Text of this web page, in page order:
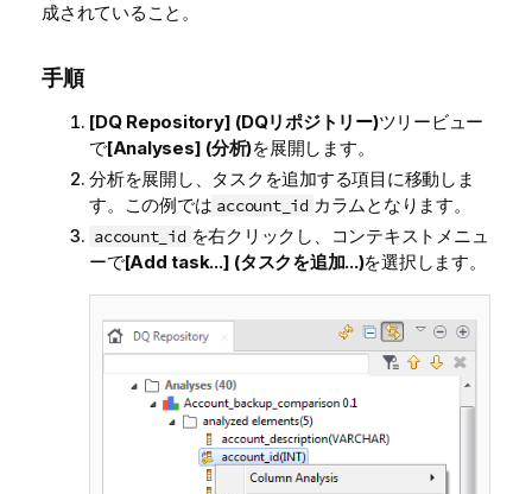
成されていること。
手順
[DQ Repository] (DQリポジトリー)ツリービュー
で[Analyses] (分析)を展開します。
分析を展開し、タスクを追加する項目に移動しま
す。この例では account_id カラムとなります。
account_id を右クリックし、コンテキストメニュ
ーで[Add task...] (タスクを追加...)を選択します。